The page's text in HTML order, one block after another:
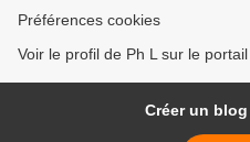
Préférences cookies
Voir le profil de Ph L sur le
Créer un